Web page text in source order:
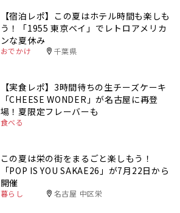
【宿泊レポ】この夏はホテル時間も楽しも
う！「1955 東京ベイ」でレトロアメリカ
ンな夏休み
おでかけ 千葉県
【実食レポ】3時間待ちの生チーズケーキ
「CHEESE WONDER」が名古屋に再登
場！夏限定フレーバーも
食べる
この夏は栄の街をまるごと楽しもう！
「POP IS YOU SAKAE26」が7月22日から
開催
暮らし 名古屋 中区栄